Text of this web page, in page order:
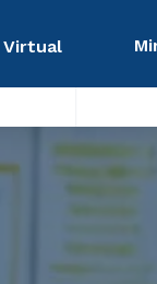
Virtual